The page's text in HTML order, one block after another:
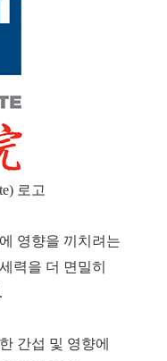
로고
영향을 끼치려는
력을 더 면밀히
.
간섭 및 영향에